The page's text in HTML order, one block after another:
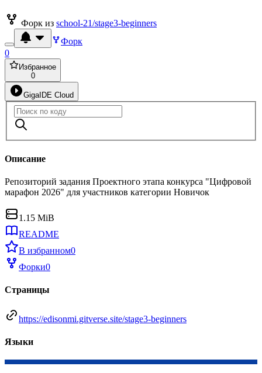
Форк из school-21/stage3-beginners
Форк
0
Избранное
0
GigaIDE Cloud
Описание
Репозиторий задания Проектного этапа конкурса "Цифровой
марафон 2026" для участников категории Новичок
1.15 MiB
README
В избранном0
Форки0
Страницы
https://edisonmi.gitverse.site/stage3-beginners
Языки